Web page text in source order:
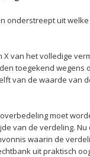
onderstreept uit
van het volledige
toegekend wegens
van de waarde van
moet
van de verdeling.
waarin de
uit praktisch